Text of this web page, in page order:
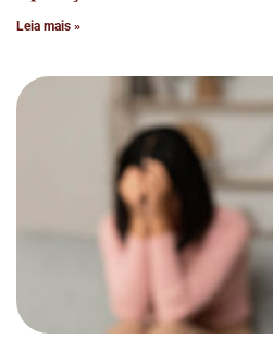
Leia mais »